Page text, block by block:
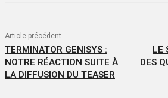
Article précédent
TERMINATOR GENISYS :
NOTRE RÉACTION SUITE À
LA DIFFUSION DU TEASER
LE
DES